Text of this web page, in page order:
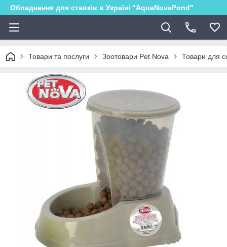
Обладнання для ставків в Україні "AquaNovaPond"
Товари та послуги Зоотовари Pet Nova Товари для